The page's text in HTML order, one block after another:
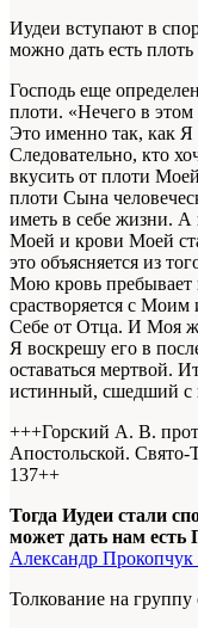
Иудеи вступают в
можно дать есть
Господь еще
плоти. «Нечего в этом
Это именно так, как Я
Следовательно, кто
вкусить от плоти
плоти Сына
иметь в себе жизни.
Моей и крови Моей
это объясняется из
Мою кровь пребывает
срастворяется с
Себе от Отца. И Моя
Я воскрешу его в
оставаться мертвой.
истинный, сшедший с
+++Горский А. В.
Апостольской.
137++
Тогда Иудеи стали
может дать нам есть
Александр Прокопчук
Толкование на группу